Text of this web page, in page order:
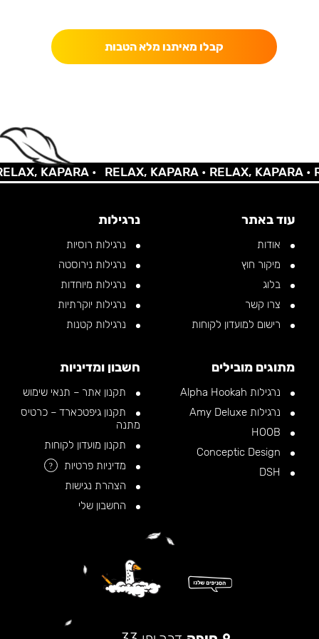
קבלו מאיתנו מלא הטבות
KAPARA • RELAX, KAPARA •RELAX, KAPARA •
עוד באתר
אודות
מיקור חוץ
בלוג
צרו קשר
רישום למועדון לקוחות
נרגילות
נרגילות רוסיות
נרגילות נירוסטה
נרגילות מיוחדות
נרגילות יוקרתיות
נרגילות קטנות
מתוגים מובילים
נרגילות Alpha Hookah
נרגילות Amy Deluxe
חשבון ומדיניות
תקנון אתר – תנאי שימוש
תקנון גיפטכארד – כרטיס
מתנה
תקנון מועדון לקוחות
מדיניות פרטיות
?
הצהרת נגישות
החשבון שלי